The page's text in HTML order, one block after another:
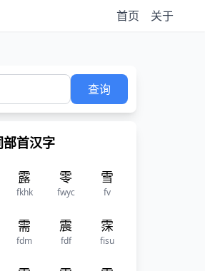
首页 关于
查询
部首汉字
露
fkhk
零
fwyc
雪
fv
需
fdm
震
fdf
霂
fisu